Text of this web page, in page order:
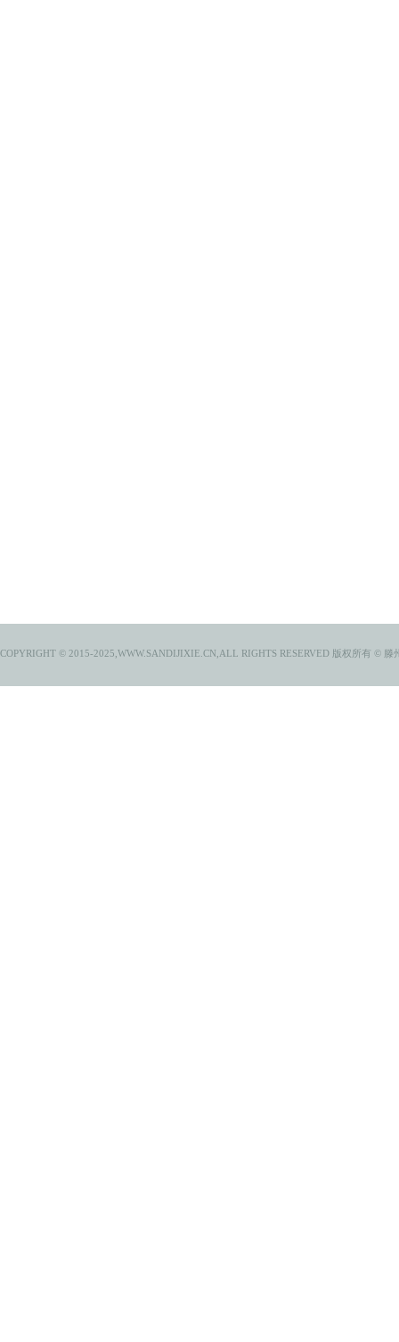
COPYRIGHT © 2015-2025,WWW.SANDIJIXIE.CN,ALL RIGHTS RESERVED 版权所有 © 滕